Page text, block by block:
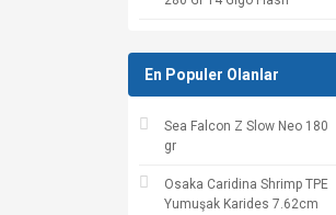
En Populer Olanlar
Sea Falcon Z Slow Neo 180
gr
Osaka Caridina Shrimp TPE
Yumuşak Karides 7.62cm